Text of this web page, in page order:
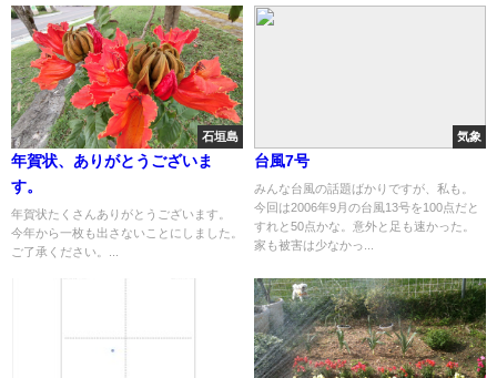
石垣島
年賀状、ありがとうございま
す。
年賀状たくさんありがとうございます。
今年から一枚も出さないことにしました。
ご了承ください。...
気象
台風7号
みんな台風の話題ばかりですが、私も。
今回は2006年9月の台風13号を100点だと
すれと50点かな。意外と足も速かった。
家も被害は少なかっ...